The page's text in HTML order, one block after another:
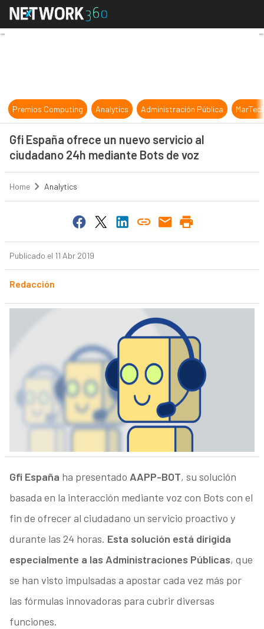
Gfi España ofrece un nuevo
Premios Computing Analytics Administración Pública
Gfi España ofrece un nuevo servicio al
ciudadano 24h mediante Bots de voz
Home Analytics
Publicado el 11 Abr 2019
Redacción
Gfi España ha presentado AAPP-BOT, su solución
basada en la interacción mediante voz con Bots con el
fin de ofrecer al ciudadano un servicio proactivo y
durante las 24 horas. Esta solución está dirigida
especialmente a las Administraciones Públicas, que
se han visto impulsadas a apostar cada vez más por
las fórmulas innovadoras para cubrir diversas
funciones.